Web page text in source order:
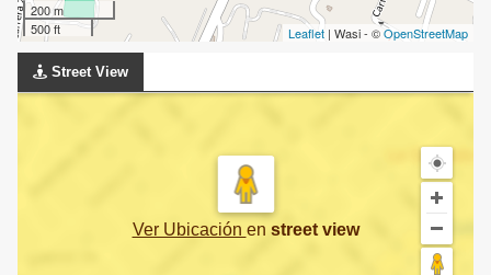
200 m
500 ft
Leaflet | Wasi - ©OpenStreetMap
Street View
Ver Ubicación en street view